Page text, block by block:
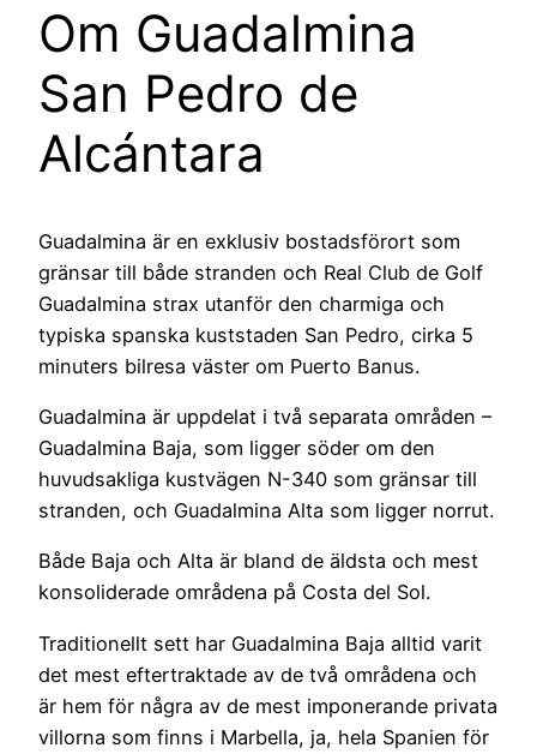
Om Guadalmina
San Pedro de
Alcántara
Guadalmina är en exklusiv bostadsförort som
gränsar till både stranden och Real Club de Golf
Guadalmina strax utanför den charmiga och
typiska spanska kuststaden San Pedro, cirka 5
minuters bilresa väster om Puerto Banus.
Guadalmina är uppdelat i två separata områden –
Guadalmina Baja, som ligger söder om den
huvudsakliga kustvägen N-340 som gränsar till
stranden, och Guadalmina Alta som ligger norrut.
Både Baja och Alta är bland de äldsta och mest
konsoliderade områdena på Costa del Sol.
Traditionellt sett har Guadalmina Baja alltid varit
det mest eftertraktade av de två områdena och
är hem för några av de mest imponerande privata
villorna som finns i Marbella, ja, hela Spanien för